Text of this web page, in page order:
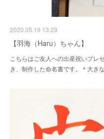
2020.05.19 13:29
【羽海（Haru）ちゃん】
こちらはご友人への出産祝いプレ
き、制作した命名書です。＊大き